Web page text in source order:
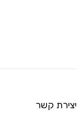
יצירת קשר